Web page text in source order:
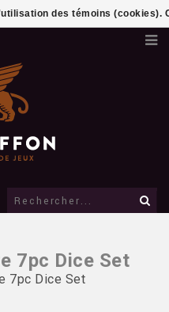
7pc Dice Set
7pc Dice Set
des témoins